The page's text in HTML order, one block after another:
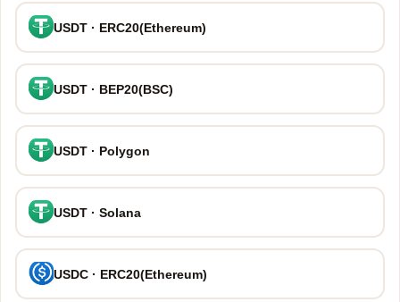
USDT · ERC20(Ethereum)
USDT · BEP20(BSC)
USDT · Polygon
USDT · Solana
USDC · ERC20(Ethereum)